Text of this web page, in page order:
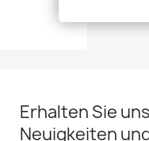
Erhalten Sie
Neuigkeiten